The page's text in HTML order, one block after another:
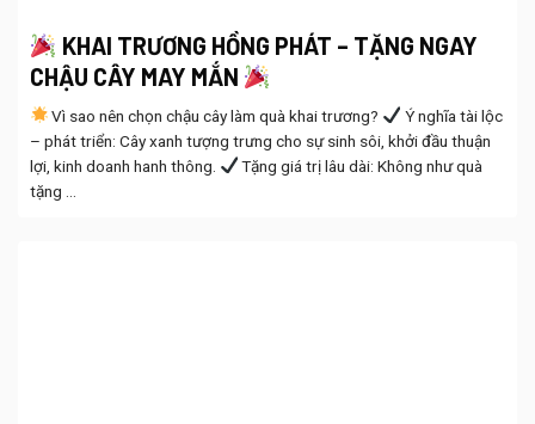
KHAI TRƯƠNG HỒNG PHÁT – TẶNG NGAY
CHẬU CÂY MAY MẮN
Vì sao nên chọn chậu cây làm quà khai trương?
Ý nghĩa tài lộc
– phát triển: Cây xanh tượng trưng cho sự sinh sôi, khởi đầu thuận
lợi, kinh doanh hanh thông.
Tặng giá trị lâu dài: Không như quà
tặng ...